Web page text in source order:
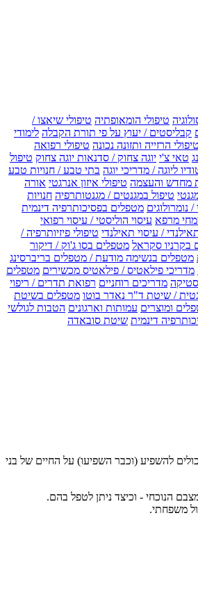
טיפולי הומאופתיה טיפולי שיאצו /
קבליסטים / יעוץ על פי תורת הקבלה לימודי
טיפולי הרזייה ותזונה נכונה טיפולי רפואה
טאי צ'י יוגה צחוק / סדנאות יוגה צחוק טיפול
ליוגה / מדריכי יוגה בתי טבע / חנויות טבע
מחדש והעצמה טיפולי איזון אנרגטי אורה
טיפול במגנטים / מגנטותרפיה חנויות
/ נומרולוגים מטפלים בפסיכותרפיה דינמית
מרפא עיסוי הוליסטי / עיסוי רפואי
/ עיסוי תאילנדי טיפולי פיזיותרפיה /
בקרניו סקראל מטפלים בסו ג'וק / דיקור
מטפלים בנשימה מודעת / מטפלים בריברסינג
מדריכי פילאטיס / פילאטיס מכשירים מטפלים
מדריכים רוחניים רפואת תדרים / ריפוי
/ שיטת ד"ר נאדר בוטו מטפלים בשיטת
ומוצרים עמותות וארגונים הטבות לגולשי
דינמית שיטת סובאדה
להשפיע (וכבר השפיעו) על החיים של בני
הנוכחי - וכיצד ניתן לטפל בהם.
משפחתי.